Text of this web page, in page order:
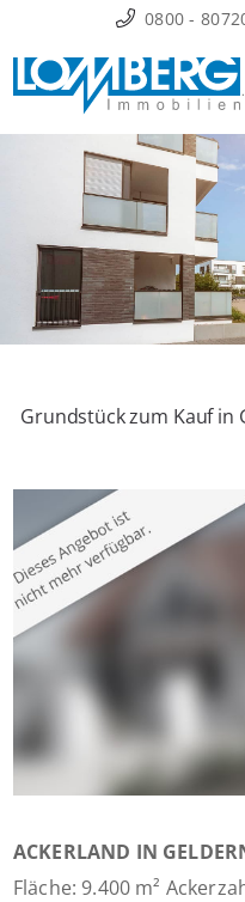
Inhalt
springen
0800 -
Grundstück zum Kauf in
ACKERLAND IN
Fläche: 9.400 m²